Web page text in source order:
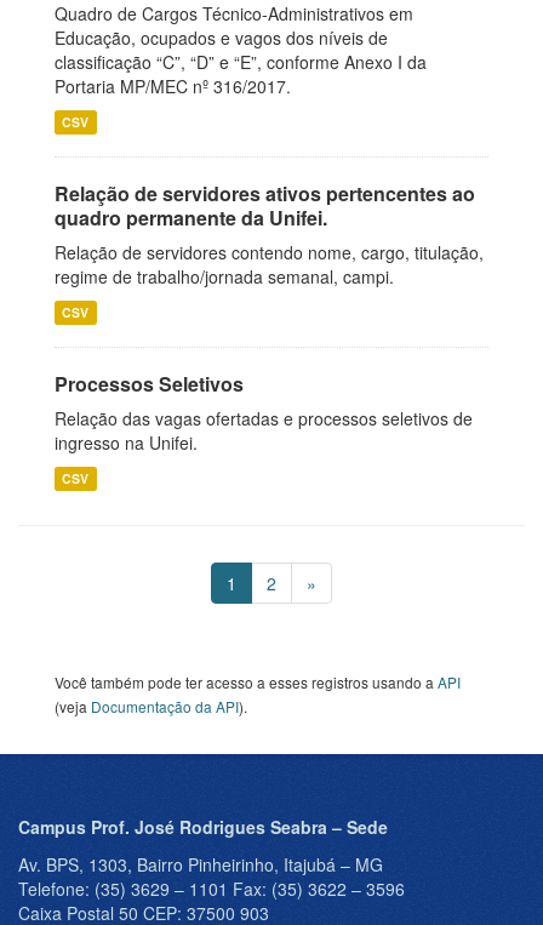
Quadro de Cargos Técnico-Administrativos em
Educação, ocupados e vagos dos níveis de
classificação “C”, “D” e “E”, conforme Anexo I da
Portaria MP/MEC nº 316/2017.
CSV
Relação de servidores ativos pertencentes ao
quadro permanente da Unifei.
Relação de servidores contendo nome, cargo, titulação,
regime de trabalho/jornada semanal, campi.
CSV
Processos Seletivos
Relação das vagas ofertadas e processos seletivos de
ingresso na Unifei.
CSV
1 2 »
Você também pode ter acesso a esses registros usando a API
(veja Documentação da API).
Campus Prof. José Rodrigues Seabra – Sede
Av. BPS, 1303, Bairro Pinheirinho, Itajubá – MG
Telefone: (35) 3629 – 1101 Fax: (35) 3622 – 3596
Caixa Postal 50 CEP: 37500 903